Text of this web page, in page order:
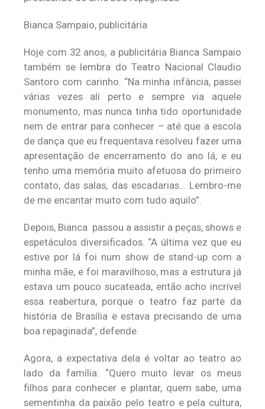
Bianca Sampaio, publicitária
Hoje com 32 anos, a publicitária Bianca Sampaio
também se lembra do Teatro Nacional Claudio
Santoro com carinho. “Na minha infância, passei
várias vezes ali perto e sempre via aquele
monumento, mas nunca tinha tido oportunidade
nem de entrar para conhecer – até que a escola
de dança que eu frequentava resolveu fazer uma
apresentação de encerramento do ano lá, e eu
tenho uma memória muito afetuosa do primeiro
contato, das salas, das escadarias… Lembro-me
de me encantar muito com tudo aquilo”.
Depois, Bianca passou a assistir a peças, shows e
espetáculos diversificados. “A última vez que eu
estive por lá foi num show de stand-up com a
minha mãe, e foi maravilhoso, mas a estrutura já
estava um pouco sucateada, então acho incrível
essa reabertura, porque o teatro faz parte da
história de Brasília e estava precisando de uma
boa repaginada”, defende.
Agora, a expectativa dela é voltar ao teatro ao
lado da família: “Quero muito levar os meus
filhos para conhecer e plantar, quem sabe, uma
sementinha da paixão pelo teatro e pela cultura,